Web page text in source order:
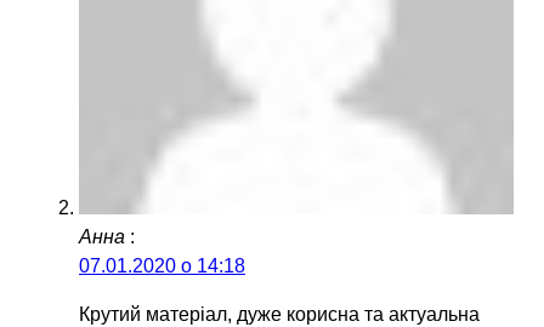
Анна :
07.01.2020 о 14:18
Крутий матеріал, дуже корисна та актуальна